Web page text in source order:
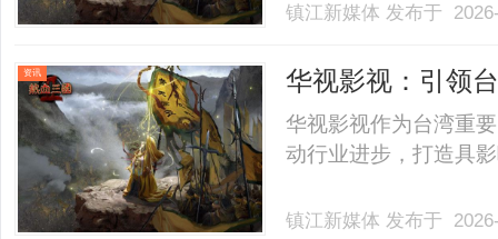
镇江新媒体 发布于
资讯 华视影视：引领
华视影视作为台湾重
动行业进步，打造具
镇江新媒体 发布于